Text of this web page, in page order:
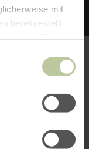
mit
bereitgestellt